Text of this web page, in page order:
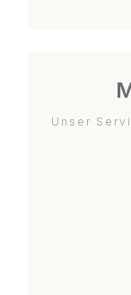
Unser